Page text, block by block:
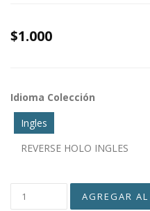
$1.000
Idioma Colección
Ingles
REVERSE HOLO INGLES